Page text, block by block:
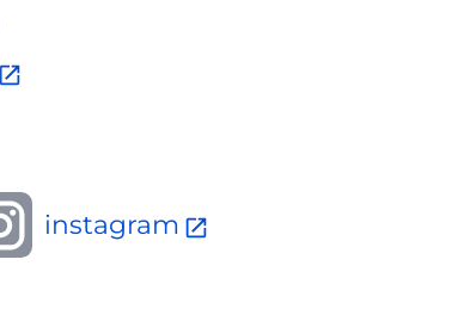
instagram